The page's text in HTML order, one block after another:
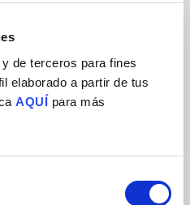
de terceros para fines
elaborado a partir de tus
AQUÍ para más
en el siguiente enlace hasta
registro/